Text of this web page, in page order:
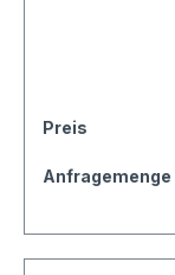
Preis
Anfragemenge